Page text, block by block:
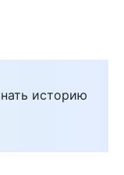
историю